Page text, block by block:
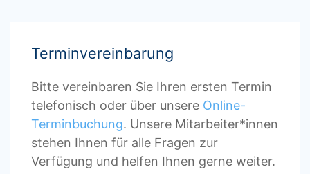
Terminvereinbarung
Bitte vereinbaren Sie Ihren ersten Termin
telefonisch oder über unsere Online-
Terminbuchung. Unsere Mitarbeiter*innen
stehen Ihnen für alle Fragen zur
Verfügung und helfen Ihnen gerne weiter.